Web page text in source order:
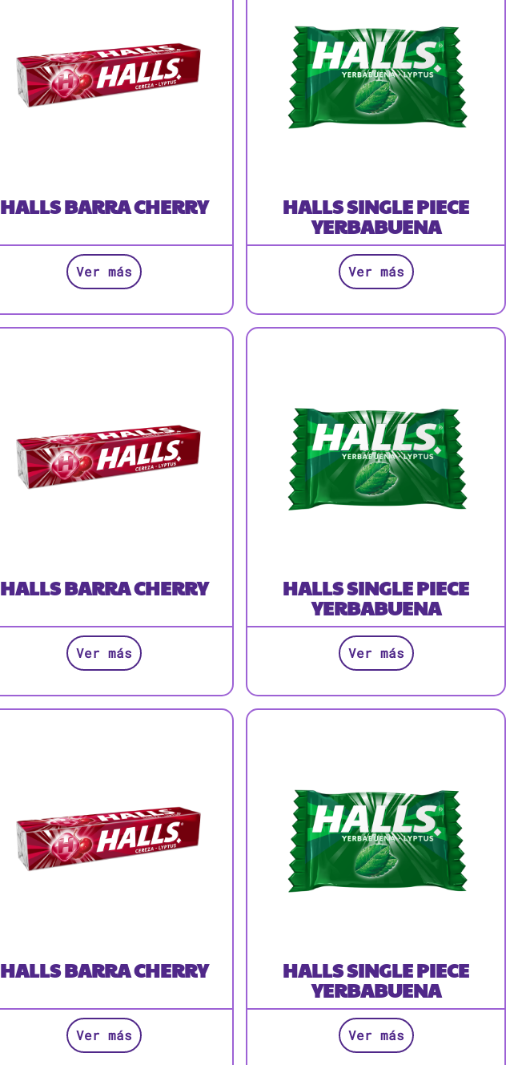
HALLS BARRA CHERRY
Ver más
HALLS SINGLE PIECE
YERBABUENA
Ver más
HALLS BARRA CHERRY
Ver más
HALLS SINGLE PIECE
YERBABUENA
Ver más
HALLS BARRA CHERRY
Ver más
HALLS SINGLE PIECE
YERBABUENA
Ver más